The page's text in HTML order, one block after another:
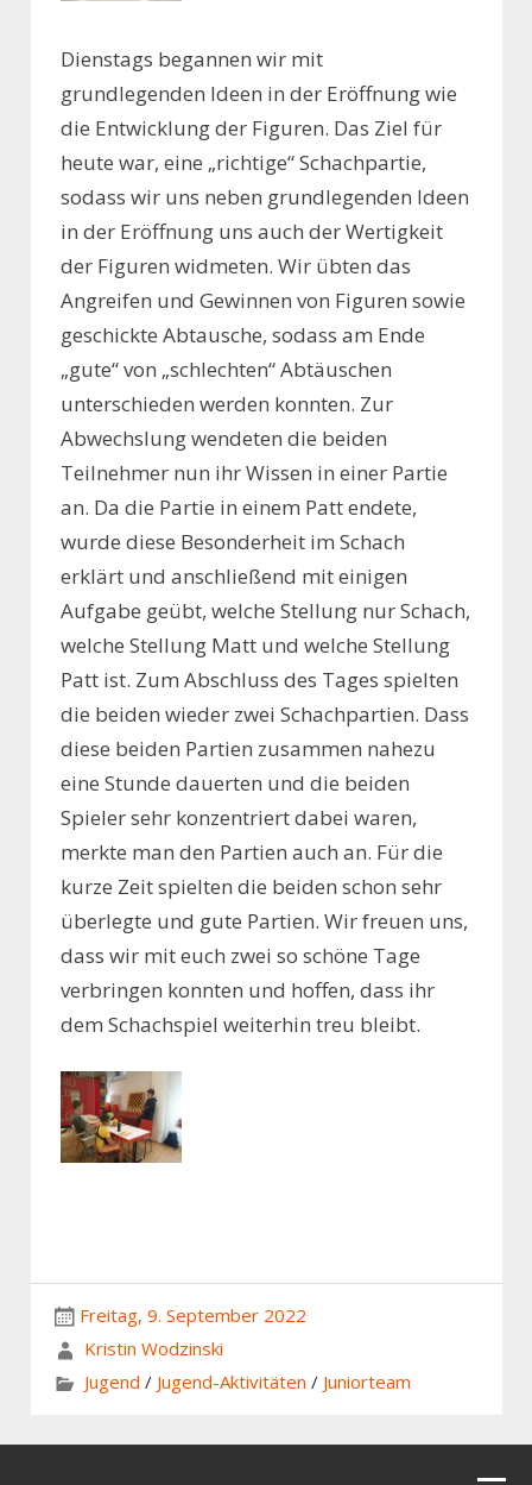
Dienstags begannen wir mit
grundlegenden Ideen in der Eröffnung wie
die Entwicklung der Figuren. Das Ziel für
heute war, eine „richtige“ Schachpartie,
sodass wir uns neben grundlegenden Ideen
in der Eröffnung uns auch der Wertigkeit
der Figuren widmeten. Wir übten das
Angreifen und Gewinnen von Figuren sowie
geschickte Abtausche, sodass am Ende
„gute“ von „schlechten“ Abtäuschen
unterschieden werden konnten. Zur
Abwechslung wendeten die beiden
Teilnehmer nun ihr Wissen in einer Partie
an. Da die Partie in einem Patt endete,
wurde diese Besonderheit im Schach
erklärt und anschließend mit einigen
Aufgabe geübt, welche Stellung nur Schach,
welche Stellung Matt und welche Stellung
Patt ist. Zum Abschluss des Tages spielten
die beiden wieder zwei Schachpartien. Dass
diese beiden Partien zusammen nahezu
eine Stunde dauerten und die beiden
Spieler sehr konzentriert dabei waren,
merkte man den Partien auch an. Für die
kurze Zeit spielten die beiden schon sehr
überlegte und gute Partien. Wir freuen uns,
dass wir mit euch zwei so schöne Tage
verbringen konnten und hoffen, dass ihr
dem Schachspiel weiterhin treu bleibt.
Freitag, 9. September 2022
Kristin Wodzinski
Jugend / Jugend-Aktivitäten / Juniorteam